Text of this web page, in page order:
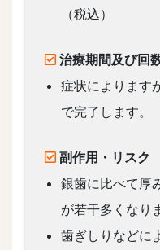
（税込）
治療期間及び回
症状によります
で完了します。
副作用・リスク
銀歯に比べて厚
が若干多くなり
歯ぎしりなどに